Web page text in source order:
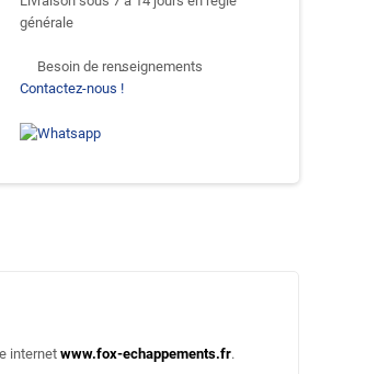
générale
support-agent
Besoin de renseignements
Contactez-nous !
internetwww.fox-echappements.fr.